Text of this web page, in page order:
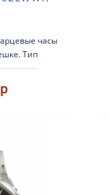
часы
Тип
3атм...